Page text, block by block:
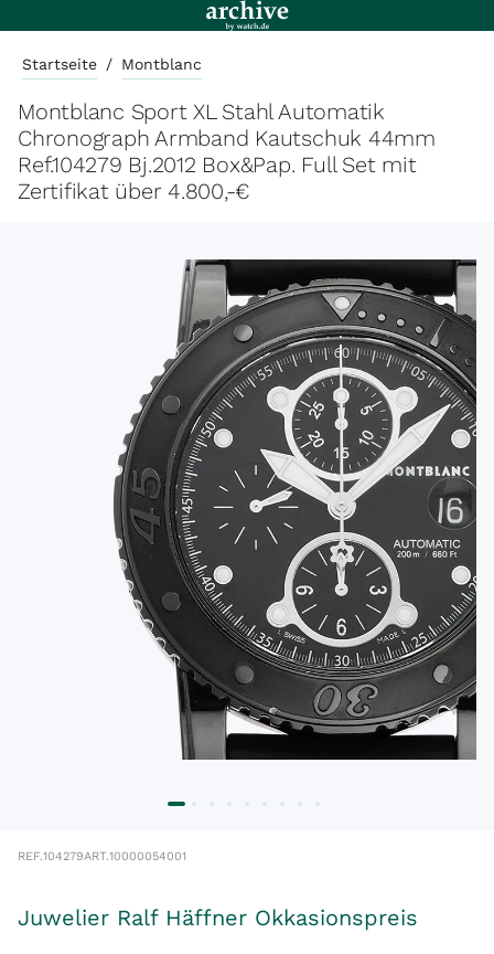
Startseite / Montblanc
Montblanc Sport XL Stahl Automatik
Chronograph Armband Kautschuk 44mm
Ref.104279 Bj.2012 Box&Pap. Full Set mit
Zertifikat über 4.800,-€
REF.104279ART.10000054001
Juwelier Ralf Häffner Okkasionspreis